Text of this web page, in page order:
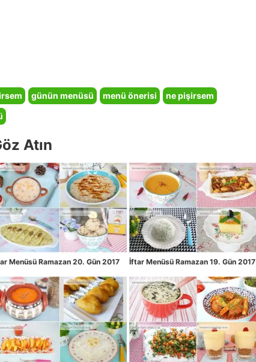
günün menüsü menü önerisi
ne pişirsem
Atın
Menüsü Ramazan 20. Gün 2017 İftar Menüsü Ramazan 19. Gün 2017